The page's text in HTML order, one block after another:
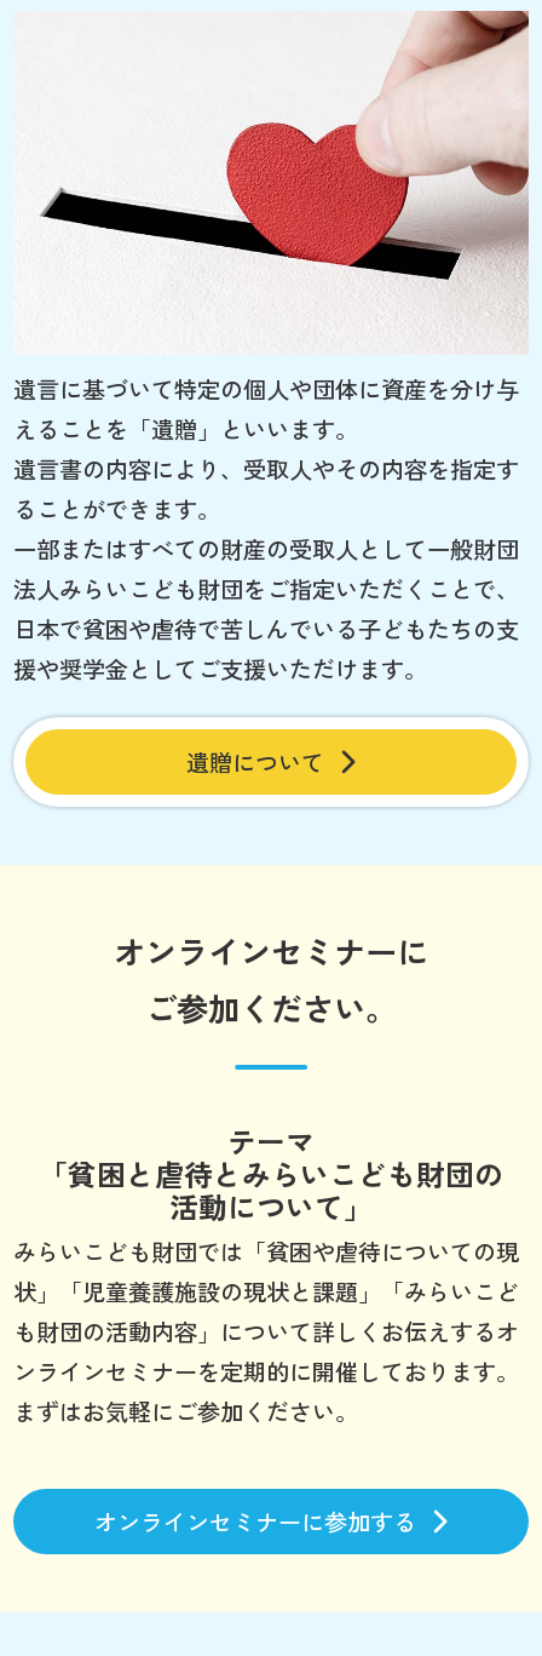
遺言に基づいて特定の個人や団体に資産を分け与
えることを「遺贈」といいます。
遺言書の内容により、受取人やその内容を指定す
ることができます。
一部またはすべての財産の受取人として一般財団
法人みらいこども財団をご指定いただくことで、
日本で貧困や虐待で苦しんでいる子どもたちの支
援や奨学金としてご支援いただけます。
遺贈について
オンラインセミナーに
ご参加ください。
テーマ
「貧困と虐待とみらいこども財団の
活動について」
みらいこども財団では「貧困や虐待についての現
状」「児童養護施設の現状と課題」「みらいこど
も財団の活動内容」について詳しくお伝えするオ
ンラインセミナーを定期的に開催しております。
まずはお気軽にご参加ください。
オンラインセミナーに参加する